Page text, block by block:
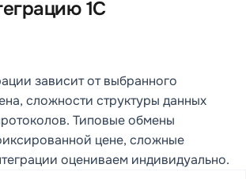
1С
зависит от выбранного
сложности структуры данных
Типовые обмены
цене, сложные
оцениваем индивидуально.